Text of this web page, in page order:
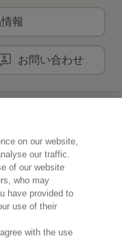
報
お問い合わせ
ト
花王について
on our website,
our traffic.
of our website
who may
have provided to
use of their
with the use